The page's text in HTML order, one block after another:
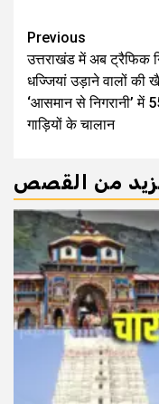
Continue
Reading
Previous
उत्तराखंड में अब ट्रैफिक
धज्जियां उड़ाने वालों की
‘आसमान से निगरानी’ में
गाड़ियों के चालान
من القصص